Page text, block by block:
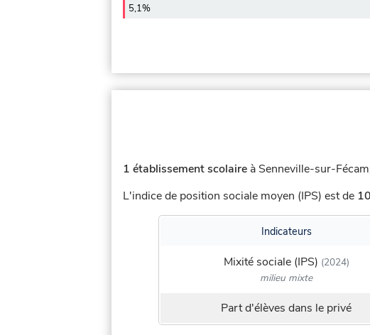
5,1%
1 établissement scolaire à Senneville-sur-
L'indice de position sociale moyen (IPS) est de
Indicateurs
Mixité sociale (IPS) (2024)
milieu mixte
Part d'élèves dans le privé